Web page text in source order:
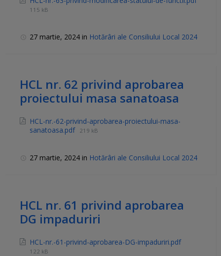
115 kB
27 martie, 2024 in Hotărâri ale Consiliului Local 2024
HCL nr. 62 privind aprobarea
proiectului masa sanatoasa
HCL-nr.-62-privind-aprobarea-proiectului-masa-
sanatoasa.pdf 219 kB
27 martie, 2024 in Hotărâri ale Consiliului Local 2024
HCL nr. 61 privind aprobarea
DG impaduriri
HCL-nr.-61-privind-aprobarea-DG-impaduriri.pdf
122 kB